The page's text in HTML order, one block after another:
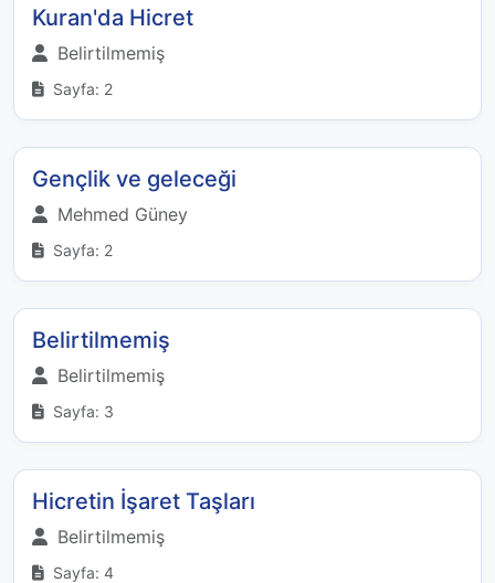
Kuran'da Hicret
Belirtilmemiş
Sayfa: 2
Gençlik ve geleceği
Mehmed Güney
Sayfa: 2
Belirtilmemiş
Belirtilmemiş
Sayfa: 3
Hicretin İşaret Taşları
Belirtilmemiş
Sayfa: 4